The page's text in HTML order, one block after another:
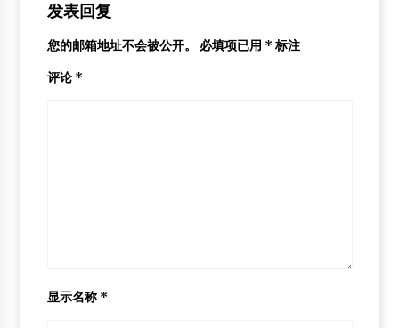
发表回复
您的邮箱地址不会被公开。 必填项已用 * 标注
评论 *
显示名称 *